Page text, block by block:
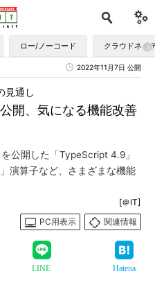
ロー/ノーコード クラウドネイ
2022年11月7日 公開
開、気になる機能改善
見通し
公開した「TypeScript 4.9」
演算子など、さまざまな機能
[＠IT]
PC用表示
関連情報
LINE Hatena